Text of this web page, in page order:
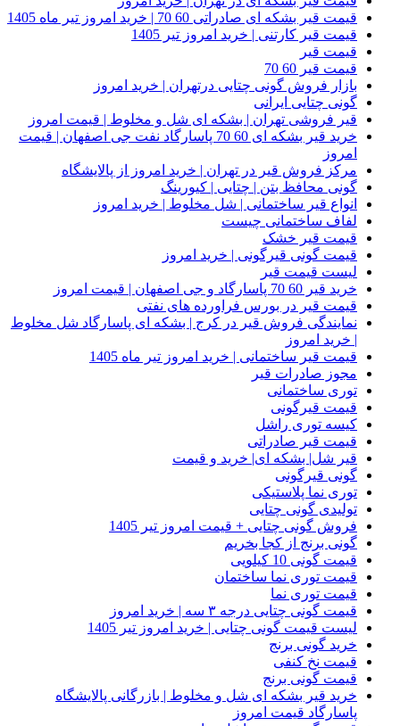
قیمت قیر بشکه ای صادراتی 60 70 | خرید امروز تیر ماه 1405
قیمت قیر کارتنی | خرید امروز تیر 1405
قیمت قیر
قیمت قیر 60 70
بازار فروش گونی چتایی درتهران | خرید امروز
گونی چتایی ایرانی
قیر فروشی تهران | بشکه ای شل و مخلوط | قیمت امروز
خرید قیر بشکه ای 60 70 پاسارگاد نفت جی اصفهان | قیمت
امروز
مرکز فروش قیر در تهران | خرید امروز از پالایشگاه
گونی محافظ بتن | چتایی | کیورینگ
انواع قیر ساختمانی | شل مخلوط | خرید امروز
لفاف ساختمانی چیست
قیمت قیر خشک
قیمت گونی قیرگونی | خرید امروز
لیست قیمت قیر
خرید قیر 60 70 پاسارگاد و جی اصفهان | قیمت امروز
قیمت قیر در بورس فراورده های نفتی
نمایندگی فروش قیر در کرج | بشکه ای پاسارگاد شل مخلوط
| خرید امروز
قیمت قیر ساختمانی | خرید امروز تیر ماه 1405
مجوز صادرات قیر
توری ساختمانی
قیمت قیرگونی
کیسه توری راشل
قیمت قیر صادراتی
قیر شل| بشکه ای| خرید و قیمت
گونی قیرگونی
توری نما پلاستیکی
تولیدی گونی چتایی
فروش گونی چتایی + قیمت امروز تیر 1405
گونی برنج از کجا بخریم
قیمت گونی 10 کیلویی
قیمت توری نما ساختمان
قیمت توری نما
قیمت گونی چتایی درجه ۳ سه | خرید امروز
لیست قیمت گونی چتایی | خرید امروز تیر 1405
خرید گونی برنج
قیمت نخ کنفی
قیمت گونی برنج
خرید قیر بشکه ای شل و مخلوط | بازرگانی پالایشگاه
پاسارگاد قیمت امروز